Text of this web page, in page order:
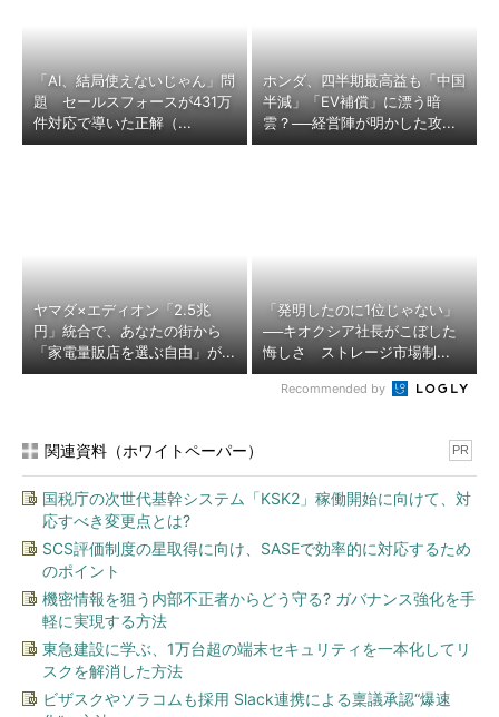
「AI、結局使えないじゃん」問
題 セールスフォースが431万
件対応で導いた正解（...
ホンダ、四半期最高益も「中国
半減」「EV補償」に漂う暗
雲？──経営陣が明かした攻...
ヤマダ×エディオン「2.5兆
円」統合で、あなたの街から
「家電量販店を選ぶ自由」が...
「発明したのに1位じゃない」
──キオクシア社長がこぼした
悔しさ ストレージ市場制...
Recommended by
関連資料（ホワイトペーパー） PR
国税庁の次世代基幹システム「KSK2」稼働開始に向けて、対
応すべき変更点とは?
SCS評価制度の星取得に向け、SASEで効率的に対応するため
のポイント
機密情報を狙う内部不正者からどう守る? ガバナンス強化を手
軽に実現する方法
東急建設に学ぶ、1万台超の端末セキュリティを一本化してリ
スクを解消した方法
ビザスクやソラコムも採用 Slack連携による稟議承認“爆速